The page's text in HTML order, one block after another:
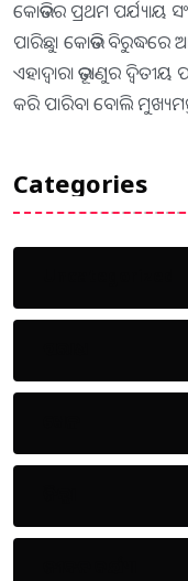
କୋଭିଡର ପ୍ରଥମ ପର୍ଯ୍ୟାୟ
ପାରିଛୁ। କୋଭିଡ
ଏହାଦ୍ୱାରା ଭୂତାଣୁର
କରି ପାରିବା ବୋଲି
Categories